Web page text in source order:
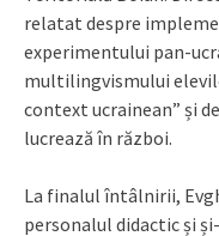
relatat despre
experimentului pan-
multilingvismului
context ucrainean” și
lucrează în război.
La finalul întâlnirii,
personalul didactic și